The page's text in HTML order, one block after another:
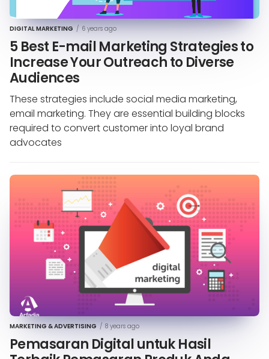
DIGITAL MARKETING / 6 years ago
5 Best E-mail Marketing Strategies to
Increase Your Outreach to Diverse
Audiences
These strategies include social media marketing,
email marketing. They are essential building blocks
required to convert customer into loyal brand
advocates
MARKETING & ADVERTISING / 8 years ago
Pemasaran Digital untuk Hasil